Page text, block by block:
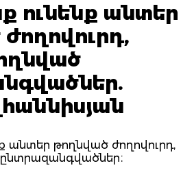
ունենք անտեր
անտեր թողնված ժողովուրդ,